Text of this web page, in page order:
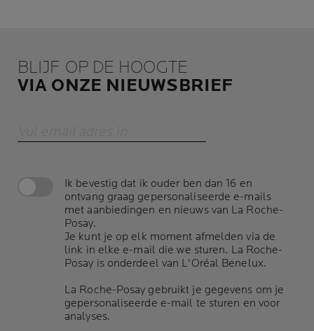
BLIJF OP DE HOOGTE
VIA ONZE NIEUWSBRIEF
Ik bevestig dat ik ouder ben dan 16 en
ontvang graag gepersonaliseerde e-mails
met aanbiedingen en nieuws van La Roche-
Posay.
Je kunt je op elk moment afmelden via de
link in elke e-mail die we sturen. La Roche-
Posay is onderdeel van L'Oréal Benelux.
La Roche-Posay gebruikt je gegevens om je
gepersonaliseerde e-mail te sturen en voor
analyses.